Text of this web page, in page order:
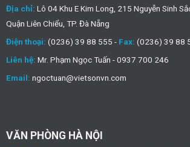
Địa chỉ: Lô 04 Khu E Kim Long, 215 Nguyễn Sinh
Quận Liên Chiểu, TP. Đà Nẵng
Điện thoại: (0236) 39 88 555 - Fax: (0236) 39 88
Liên hệ: Mr. Phạm Ngọc Tuấn - 0937 700 246
Email: ngoctuan@vietsonvn.com
VĂN PHÒNG HÀ NỘI